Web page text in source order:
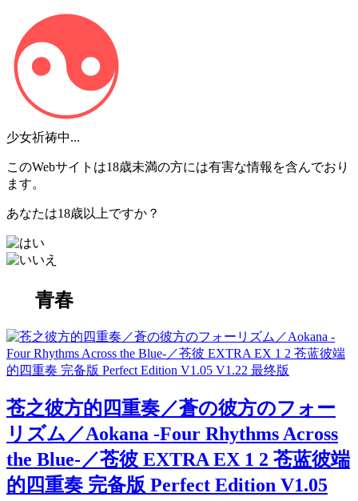
少女祈祷中...
このWebサイトは18歳未満の方には有害な情報を含んでおり
ます。
あなたは18歳以上ですか？
青春
苍之彼方的四重奏／蒼の彼方のフォー
リズム／Aokana -Four Rhythms Across
the Blue-／苍彼 EXTRA EX 1 2 苍蓝彼端
的四重奏 完备版 Perfect Edition V1.05